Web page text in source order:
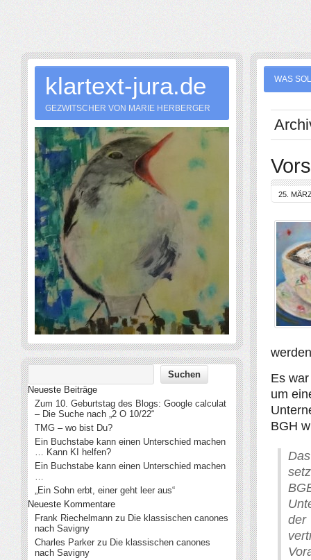
WAS
25.
Es
um
BGH
der
klartext-jura.de
GEZWITSCHER VON MARIE HERBERGER
Neueste Beiträge
Zum 10. Geburtstag des Blogs: Google calculat
– Die Suche nach „2 O 10/22“
TMG – wo bist Du?
Ein Buchstabe kann einen Unterschied machen
… Kann KI helfen?
Ein Buchstabe kann einen Unterschied machen
…
„Ein Sohn erbt, einer geht leer aus“
Neueste Kommentare
Frank Riechelmann zu Die klassischen canones
nach Savigny
Charles Parker zu Die klassischen canones
nach Savigny